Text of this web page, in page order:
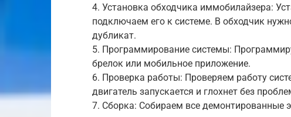
4. Установка обходчика иммобилайзера:
подключаем его к системе. В обходчик
дубликат.
5. Программирование системы:
брелок или мобильное приложение.
6. Проверка работы: Проверяем работу
двигатель запускается и глохнет без
7. Сборка: Собираем все демонтированные